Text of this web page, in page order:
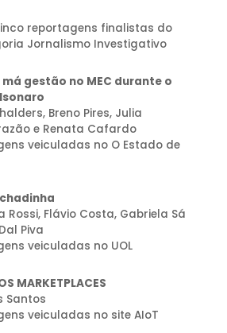
reportagens finalistas do
Jornalismo Investigativo
gestão no MEC durante o
Breno Pires, Julia
e Renata Cafardo
veiculadas no O Estado de
Rossi, Flávio Costa, Gabriela Sá
Piva
veiculadas no UOL
MARKETPLACES
Santos
veiculadas no site AIoT